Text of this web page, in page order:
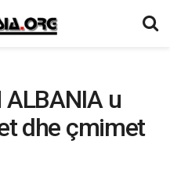
ALBANIA u
dhe çmimet